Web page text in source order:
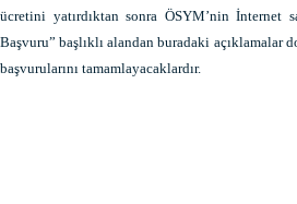
ücretini yatırdıktan sonra ÖSYM’nin İnternet
Başvuru” başlıklı alandan buradaki açıklamalar
başvurularını tamamlayacaklardır.